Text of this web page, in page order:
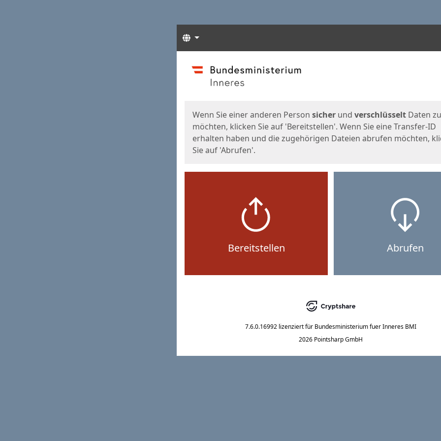
Sprachen
Start
Wenn Sie einer anderen Person sicher und verschlüsselt Daten
möchten, klicken Sie auf 'Bereitstellen'. Wenn Sie eine Transfer-ID
erhalten haben und die zugehörigen Dateien abrufen möchten,
Sie auf 'Abrufen'.
Bereitstellen Abrufen
7.6.0.16992 lizenziert für Bundesministerium fuer Inneres BMI
2026 Pointsharp GmbH